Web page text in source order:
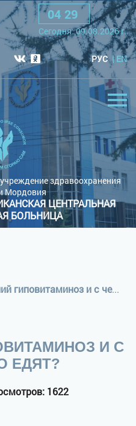
Черная схема
04 29
Cегодня:09.08.2026г.
РУС EN
здравоохранения
Мордовия
ЦЕНТРАЛЬНАЯ
БОЛЬНИЦА
Весенний гиповитаминоз и с чем его едят?
И С
ЕДЯТ?
1622